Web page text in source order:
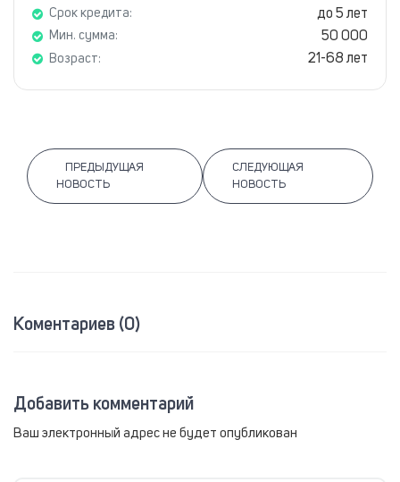
Срок кредита: до 5 лет
Мин. сумма: 50 000
Возраст: 21-68 лет
ПРЕДЫДУЩАЯ
НОВОСТЬ
СЛЕДУЮЩАЯ
НОВОСТЬ
Коментариев (0)
Добавить комментарий
Ваш электронный адрес не будет опубликован